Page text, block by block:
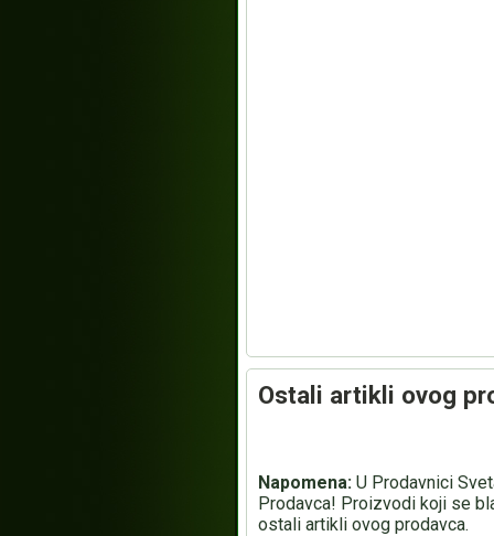
Ostali artikli ovog
Napomena: U Prodavnici
Prodavca! Proizvodi koji se
ostali artikli ovog prodavca.